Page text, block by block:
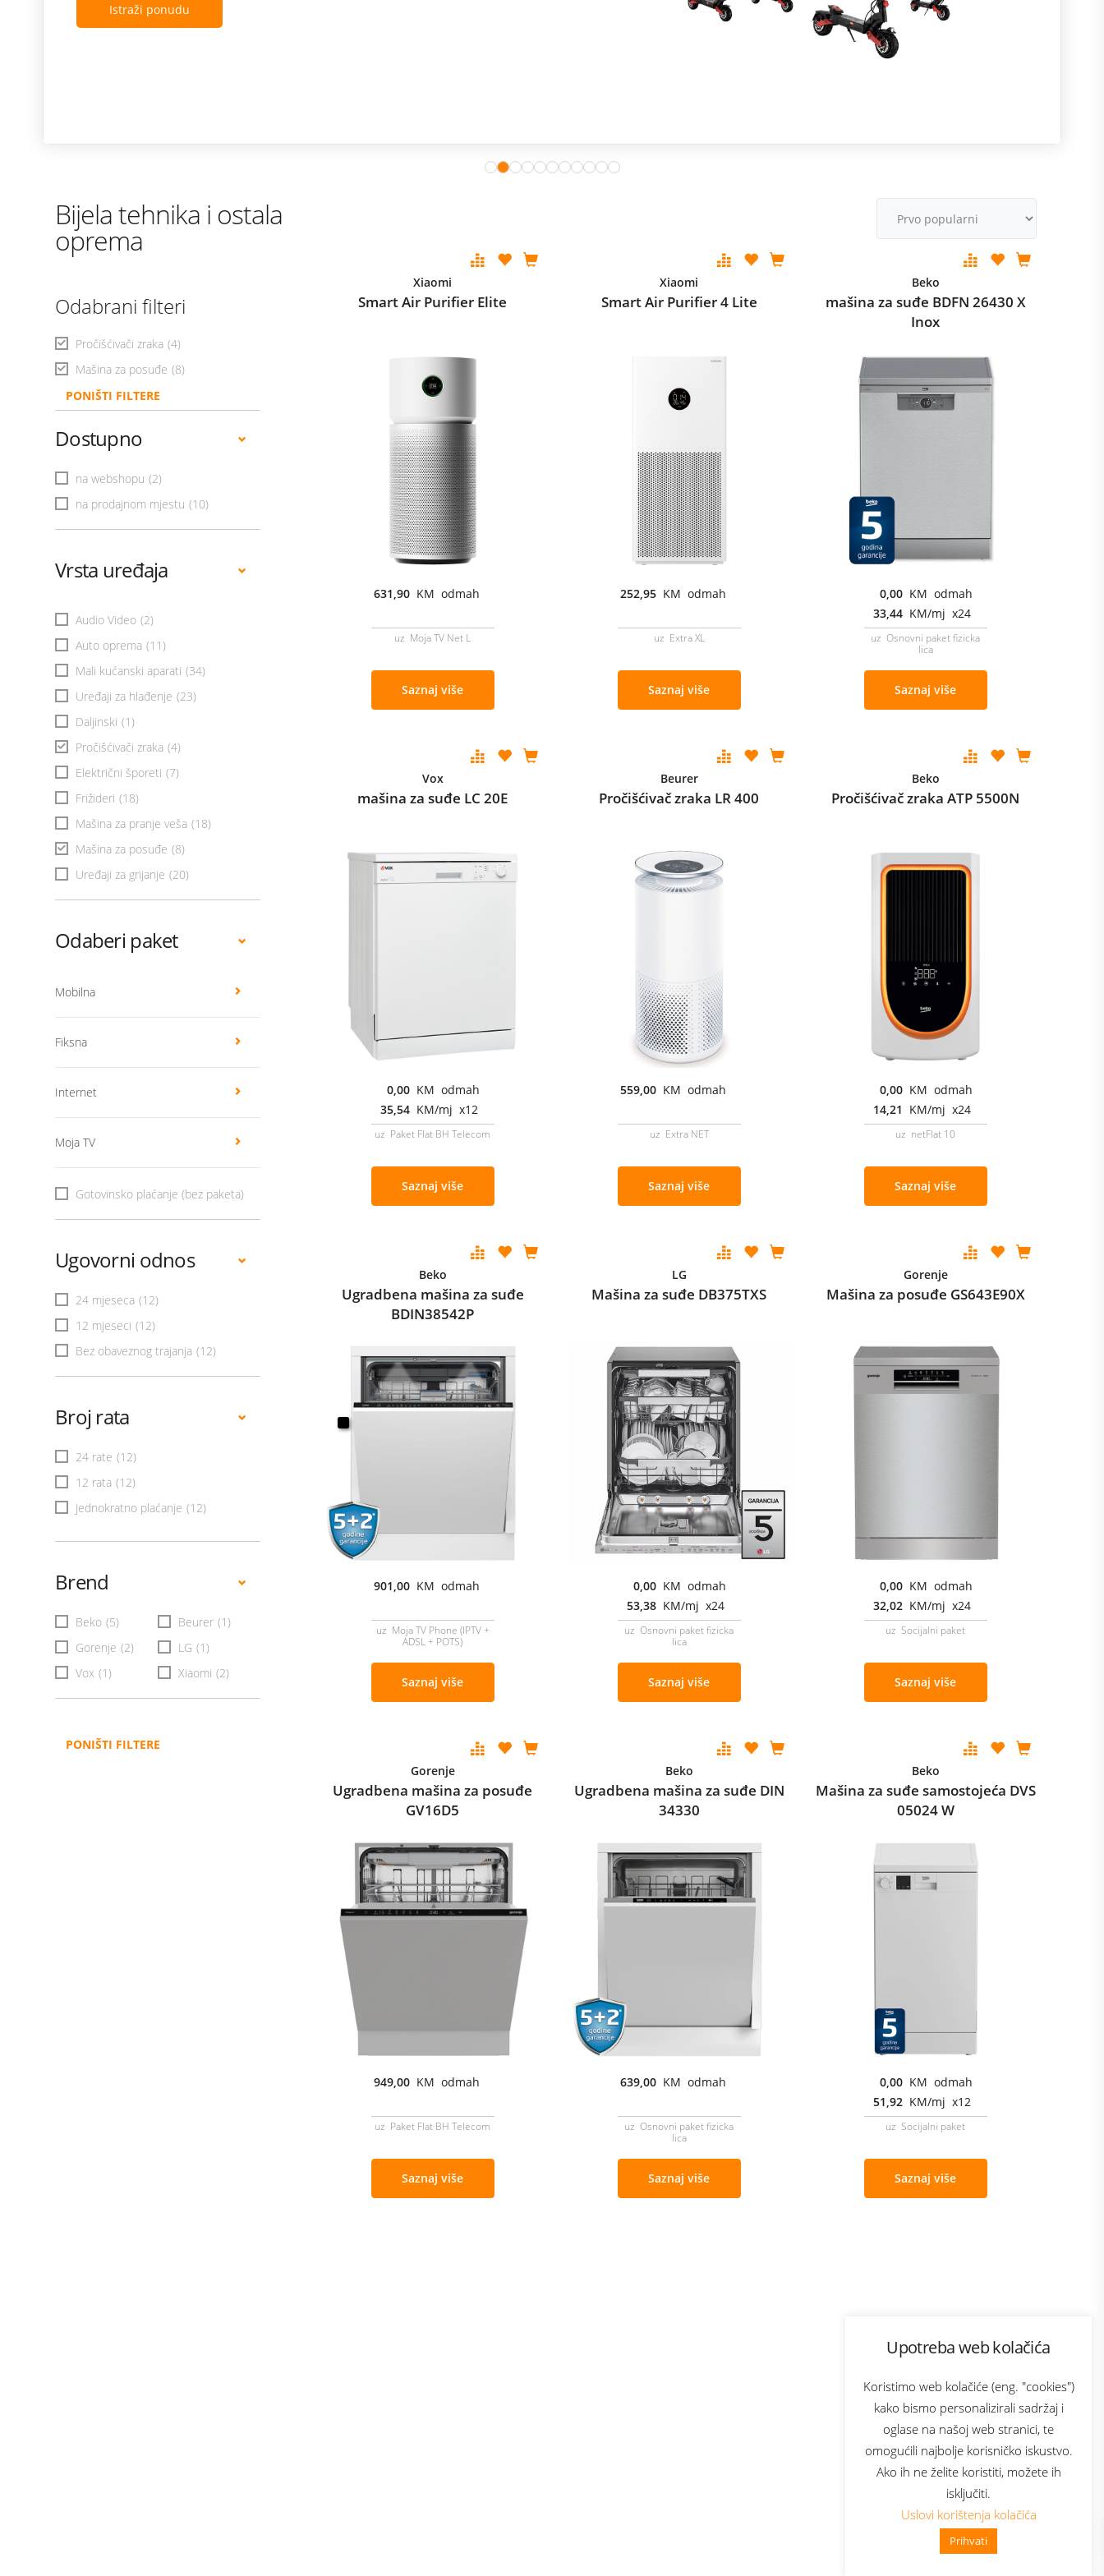
Upotreba web kolačića
Koristimo web kolačiće (eng. "cookies")
kako bismo personalizirali sadržaj i
oglase na našoj web stranici, te
omogućili najbolje korisničko iskustvo.
Ako ih ne želite koristiti, možete ih
isključiti.
Uslovi korištenja kolačića
Prihvati
👋 Zdravo, kako mogu pomoći?
Istraži ponudu
Bijela tehnika i ostala
oprema
Odabrani filteri
Pročišćivači zraka (4)
Mašina za posuđe (8)
PONIŠTI FILTERE
Dostupno
na webshopu (2)
na prodajnom mjestu (10)
Vrsta uređaja
Audio Video (2)
Auto oprema (11)
Mali kućanski aparati (34)
Uređaji za hlađenje (23)
Daljinski (1)
Pročišćivači zraka (4)
Električni šporeti (7)
Frižideri (18)
Mašina za pranje veša (18)
Mašina za posuđe (8)
Uređaji za grijanje (20)
Odaberi paket
Mobilna
Fiksna
Internet
Moja TV
Gotovinsko plaćanje (bez paketa)
Ugovorni odnos
24 mjeseca (12)
12 mjeseci (12)
Bez obaveznog trajanja (12)
Broj rata
24 rate (12)
12 rata (12)
Jednokratno plaćanje (12)
Brend
Beko (5) Beurer (1)
Gorenje (2) LG (1)
Vox (1) Xiaomi (2)
PONIŠTI FILTERE
Xiaomi
Smart Air Purifier Elite
631,90 KM odmah
uz Moja TV Net L
Saznaj više
Xiaomi
Smart Air Purifier 4 Lite
252,95 KM odmah
uz Extra XL
Saznaj više
Beko
mašina za suđe BDFN 26430 X
Inox
0,00 KM odmah
33,44 KM/mj x24
uz Osnovni paket fizicka
lica
Saznaj više
Vox
mašina za suđe LC 20E
0,00 KM odmah
35,54 KM/mj x12
uz Paket Flat BH Telecom
Saznaj više
Beurer
Pročišćivač zraka LR 400
559,00 KM odmah
uz Extra NET
Saznaj više
Beko
Pročišćivač zraka ATP 5500N
0,00 KM odmah
14,21 KM/mj x24
uz netFlat 10
Saznaj više
Beko
Ugradbena mašina za suđe
BDIN38542P
901,00 KM odmah
uz Moja TV Phone (IPTV +
ADSL + POTS)
Saznaj više
LG
Mašina za suđe DB375TXS
0,00 KM odmah
53,38 KM/mj x24
uz Osnovni paket fizicka
lica
Saznaj više
Gorenje
Mašina za posuđe GS643E90X
0,00 KM odmah
32,02 KM/mj x24
uz Socijalni paket
Saznaj više
Gorenje
Ugradbena mašina za posuđe
GV16D5
949,00 KM odmah
uz Paket Flat BH Telecom
Saznaj više
Beko
Ugradbena mašina za suđe DIN
34330
639,00 KM odmah
uz Osnovni paket fizicka
lica
Saznaj više
Beko
Mašina za suđe samostojeća DVS
05024 W
0,00 KM odmah
51,92 KM/mj x12
uz Socijalni paket
Saznaj više
Bonus plus
Prijava za newsletter